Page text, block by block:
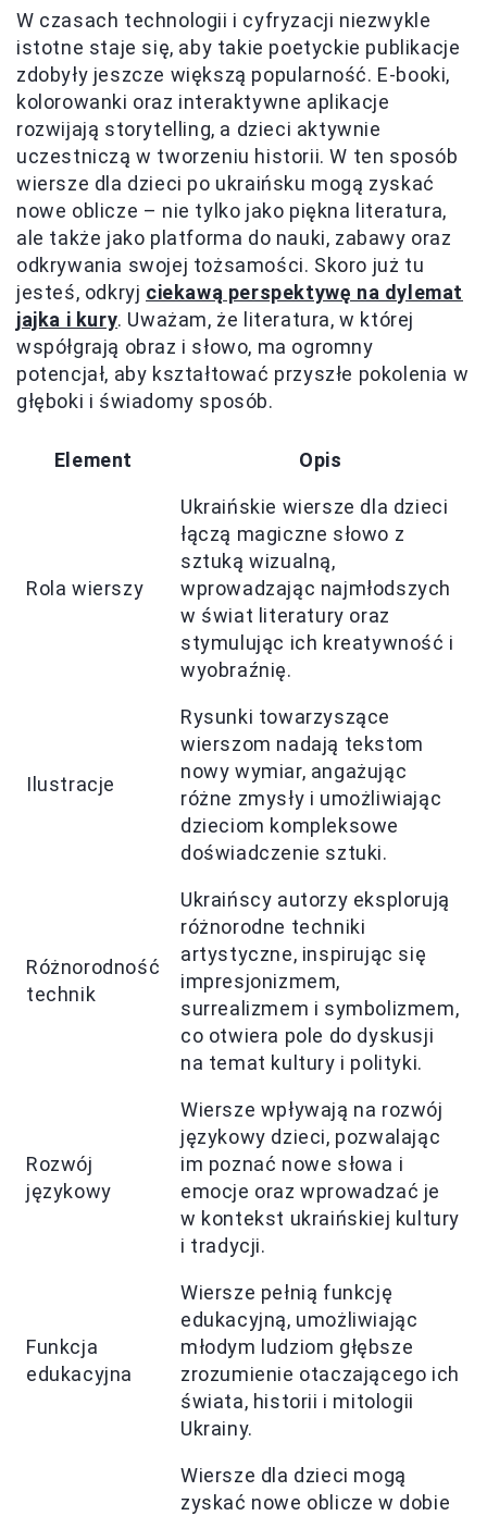
W czasach technologii i cyfryzacji niezwykle
istotne staje się, aby takie poetyckie publikacje
zdobyły jeszcze większą popularność. E-booki,
kolorowanki oraz interaktywne aplikacje
rozwijają storytelling, a dzieci aktywnie
uczestniczą w tworzeniu historii. W ten sposób
wiersze dla dzieci po ukraińsku mogą zyskać
nowe oblicze – nie tylko jako piękna literatura,
ale także jako platforma do nauki, zabawy oraz
odkrywania swojej tożsamości. Skoro już tu
jesteś, odkryj ciekawą perspektywę na dylemat
jajka i kury. Uważam, że literatura, w której
współgrają obraz i słowo, ma ogromny
potencjał, aby kształtować przyszłe pokolenia w
głęboki i świadomy sposób.
Element Opis
Rola wierszy
Ukraińskie wiersze dla dzieci
łączą magiczne słowo z
sztuką wizualną,
wprowadzając najmłodszych
w świat literatury oraz
stymulując ich kreatywność i
wyobraźnię.
Ilustracje
Rysunki towarzyszące
wierszom nadają tekstom
nowy wymiar, angażując
różne zmysły i umożliwiając
dzieciom kompleksowe
doświadczenie sztuki.
Różnorodność
technik
Ukraińscy autorzy eksplorują
różnorodne techniki
artystyczne, inspirując się
impresjonizmem,
surrealizmem i symbolizmem,
co otwiera pole do dyskusji
na temat kultury i polityki.
Rozwój
językowy
Wiersze wpływają na rozwój
językowy dzieci, pozwalając
im poznać nowe słowa i
emocje oraz wprowadzać je
w kontekst ukraińskiej kultury
i tradycji.
Funkcja
edukacyjna
Wiersze pełnią funkcję
edukacyjną, umożliwiając
młodym ludziom głębsze
zrozumienie otaczającego ich
świata, historii i mitologii
Ukrainy.
Wiersze dla dzieci mogą
zyskać nowe oblicze w dobie